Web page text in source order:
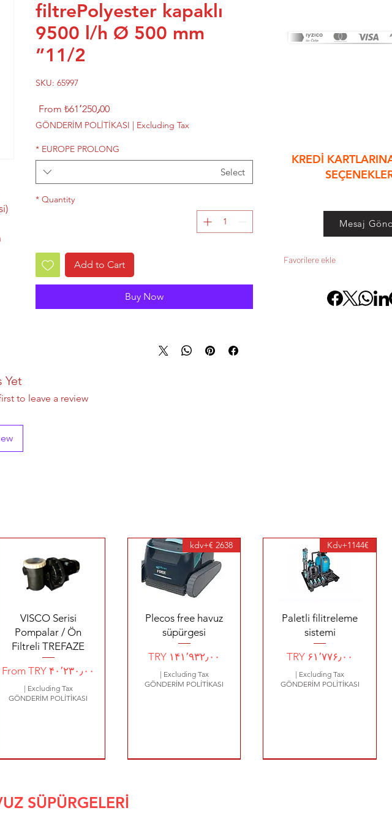
filtrePolyester kapaklı
9500 l/h Ø 500 mm
11/2”
SKU: 65997
From ₺61٬250٫00
Price
Excluding Tax
|
GÖNDERİM POLİTİKASI
EUROPE PROLONG
*
Select
Quantity
*
Add to Cart
Buy Now
Yet
to leave a review.
KREDİ
Favorilere ekle
Mesaj
Quick View
1144€+Kdv
Paletli filitreleme
sistemi
Price
TRY ۶۱٬۷۷۶٫۰۰
Excluding Tax
|
GÖNDERİM POLİTİKASI
Quick View
2638 €+kdv
Plecos free havuz
süpürgesi
Price
TRY ۱۴۱٬۹۳۲٫۰۰
Excluding Tax
|
GÖNDERİM POLİTİKASI
Quick View
VISCO Serisi
Pompalar / Ön
Filtreli TREFAZE
FromTRY ۴۰٬۲۳۰٫۰۰
Sale Price
Excluding Tax
|
GÖNDERİM POLİTİKASI
SÜPÜRGELERİ